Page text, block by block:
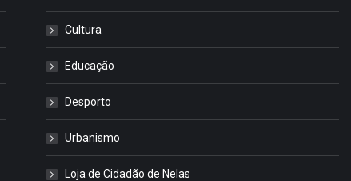
Cultura
Educação
Desporto
Urbanismo
Loja de Cidadão de Nelas